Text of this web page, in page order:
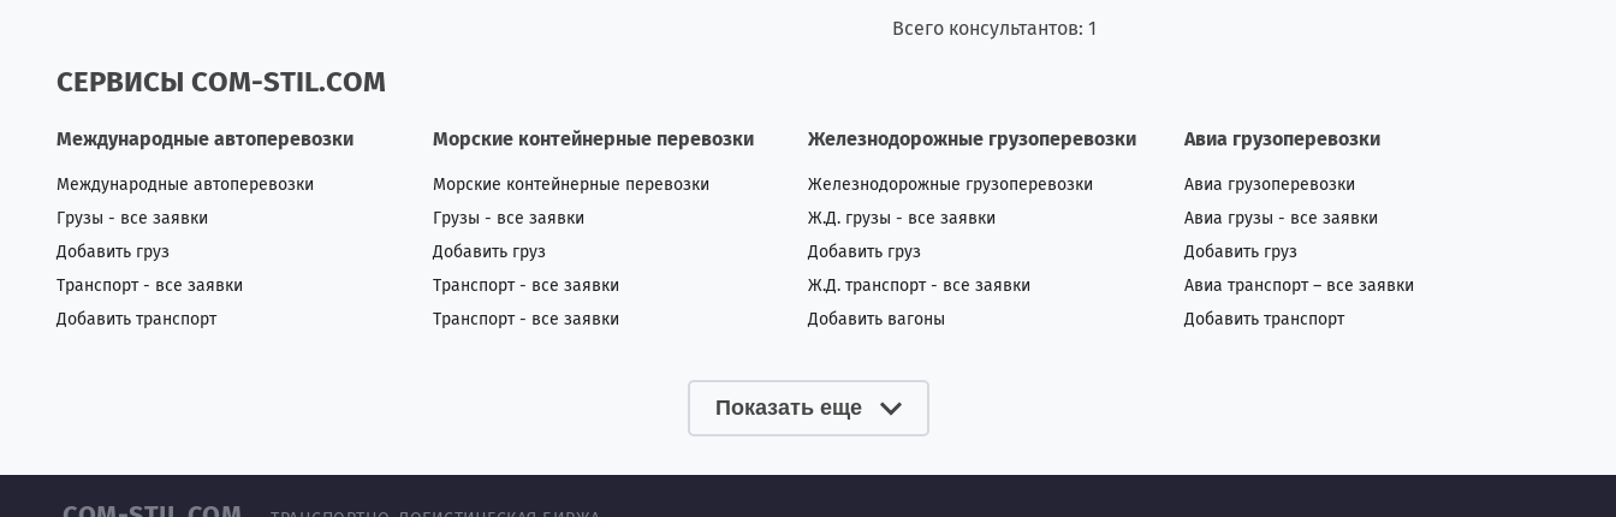
Всего консультантов: 1
СЕРВИСЫ COM-STIL.COM
Международные автоперевозки
Международные автоперевозки
Грузы - все заявки
Добавить груз
Транспорт - все заявки
Добавить транспорт
Морские контейнерные перевозки
Морские контейнерные перевозки
Грузы - все заявки
Добавить груз
Транспорт - все заявки
Транспорт - все заявки
Железнодорожные грузоперевозки
Железнодорожные грузоперевозки
Ж.Д. грузы - все заявки
Добавить груз
Ж.Д. транспорт - все заявки
Добавить вагоны
Авиа грузоперевозки
Авиа грузоперевозки
Авиа грузы - все заявки
Добавить груз
Авиа транспорт – все заявки
Добавить транспорт
Показать еще